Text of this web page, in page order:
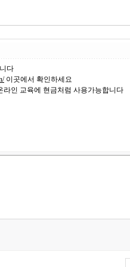
다
이곳에서 확인하세요
라인 교육에 현금처럼 사용가능합니다